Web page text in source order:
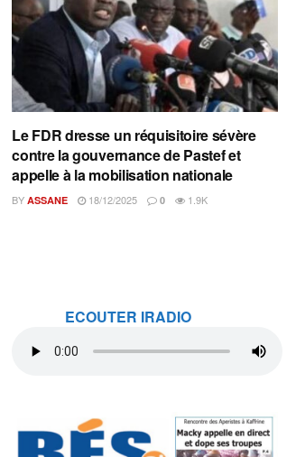
Le FDR dresse un réquisitoire sévère
contre la gouvernance de Pastef et
appelle à la mobilisation nationale
BY ASSANE 18/12/2025 0 1.9K
ECOUTER IRADIO